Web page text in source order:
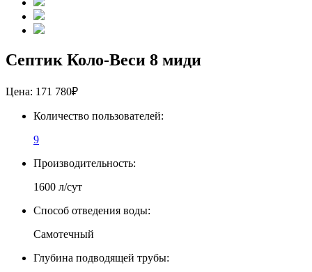
Септик Коло-Веси 8 миди
Цена: 171 780₽
Количество пользователей:
9
Производительность:
1600 л/сут
Способ отведения воды:
Самотечный
Глубина подводящей трубы: